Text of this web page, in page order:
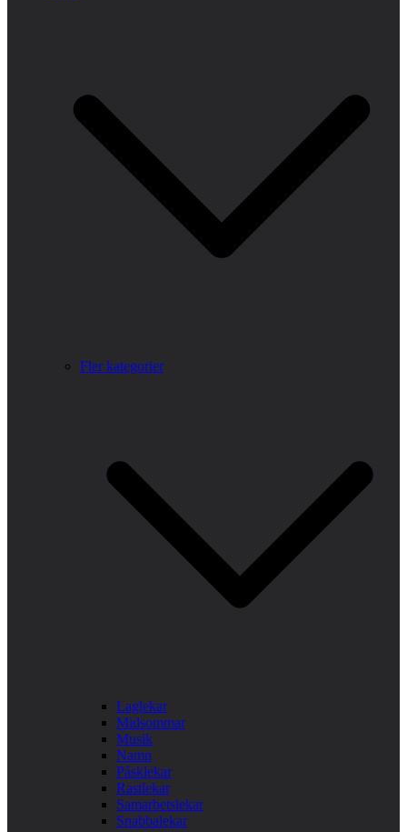
Fler kategorier
Laglekar
Midsommar
Musik
Namn
Påsklekar
Rastlekar
Samarbetslekar
Snabbalekar